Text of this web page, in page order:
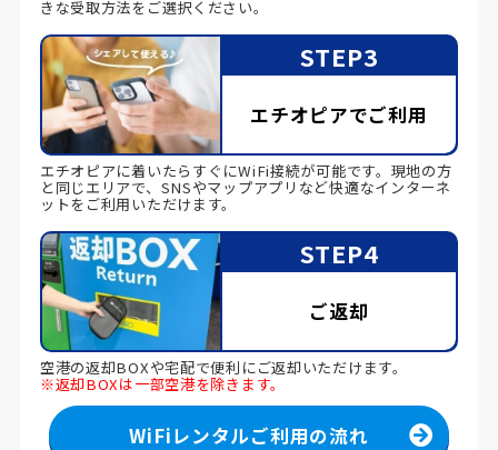
きな受取方法をご選択ください。
STEP3
エチオピアでご利用
エチオピアに着いたらすぐにWiFi接続が可能です。現地の方
と同じエリアで、SNSやマップアプリなど快適なインターネ
ットをご利用いただけます。
STEP4
ご返却
空港の返却BOXや宅配で便利にご返却いただけます。
※返却BOXは一部空港を除きます。
WiFiレンタルご利用の流れ